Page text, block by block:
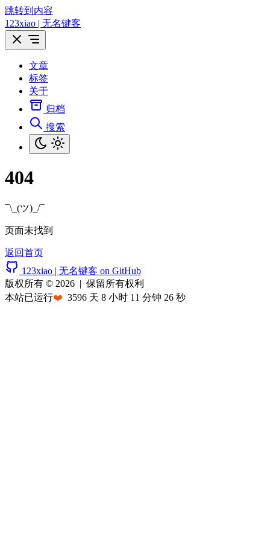
跳转到内容
123xiao | 无名键客
文章
标签
关于
归档
搜索
404
¯\_(ツ)_/¯
页面未找到
返回首页
123xiao | 无名键客 on GitHub
版权所有 © 2026 | 保留所有权利
本站已运行❤️ 3596 天 8 小时 11 分钟 26 秒